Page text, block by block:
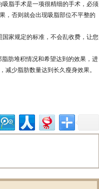
脂手术是一项很精细的手术，必须
，否则就会出现吸脂部位不平整的
家规定的标准，不会乱收费，让您
肪堆积情况和希望达到的效果，进
少脂肪数量达到长久瘦身效果。